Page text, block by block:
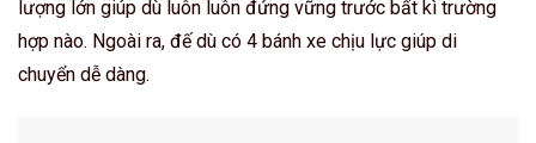
lượng lớn giúp dù luôn luôn đứng vững trước bất kì trường
hợp nào. Ngoài ra, đế dù có 4 bánh xe chịu lực giúp di
chuyển dễ dàng.